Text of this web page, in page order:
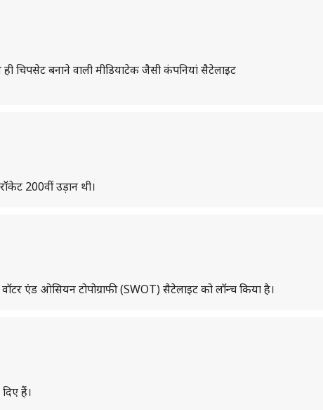
बनाने वाली मीडियाटेक जैसी कंपनियां सैटेलाइट
200वीं उड़ान थी।
एंड ओसियन टोपोग्राफी (SWOT) सैटेलाइट को लॉन्च किया है।
हैं।